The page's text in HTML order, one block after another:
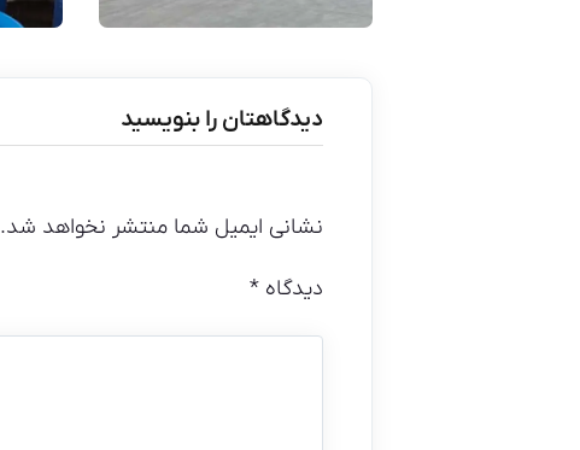
دیدگاهتان را بنویسید
نشانی ایمیل شما منتشر نخواهد شد.
دیدگاه *